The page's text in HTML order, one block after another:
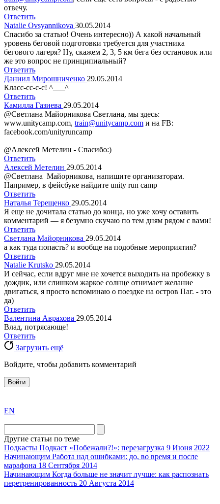
отвечу.
Ответить
Natalie Ovsyannikova 30.05.2014
Спасибо за статью! Очень интересно)) А какой начальный
уровень беговой подготовки требуется для участника
бегового лагеря? Ну, скажем 2, 3, 5 км бега без остановок или
же это вопрос не принципиальный?
Ответить
Даниил Мирошниченко 29.05.2014
Класс-сс-с-с! ^___^
Ответить
Камилла Газиева 29.05.2014
@Светлана Майорникова Светлана, мы здесь:
www.unitycamp.com, train@unitycamp.com и на FB:
facebook.com/unityruncamp
@Алексей Метелин - Спасибо:)
Ответить
Алексей Метелин 29.05.2014
@Светлана Майорникова, напишите организаторам.
Например, в фейсбуке найдите unity run camp
Ответить
Наталья Терещенко 29.05.2014
Я еще не дочитала статью до конца, но уже хочу оставить
комментарий — я безумно скучаю по тем дням рядом с вами!
Ответить
Светлана Майорникова 29.05.2014
а как туда попасть? и вообще на подобные мероприятия?
Ответить
Natalie Krutsko 29.05.2014
И сейчас, если вдруг мне не хочется выходить на пробежку в
дождик, или слишком жаркое солнце отнимает желание
двигаться, я просто вспоминаю о поездке на остров Паг. - это
да)
Ответить
Валентина Аврахова 29.05.2014
Влад, потрясающе!
Ответить
Загрузить ещё
Войдите, чтобы добавить комментарий
Войти
the
division
agent
watch
replica
showcases
substantial
areas.
EN
Другие статьи по теме
Подкасты Подкаст «Побежали?!»: перезагрузка 9 Июня 2022
Начинающим Работа над ошибками: до, во время и после
марафона 18 Сентября 2014
Начинающим Когда больше не значит лучше: как распознать
перетренированность 20 Августа 2014